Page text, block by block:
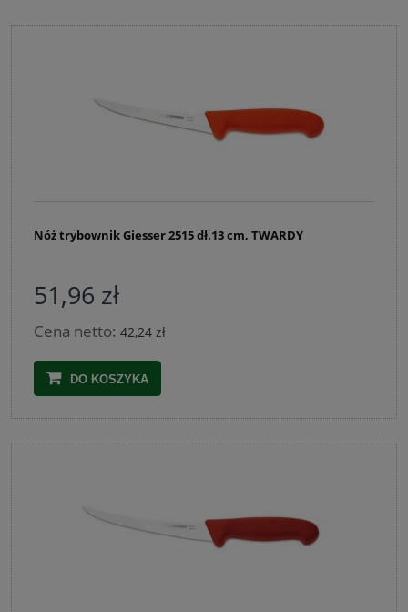
Nóż trybownik Giesser 2515 dł.13 cm, TWARDY
51,96 zł
Cena netto: 42,24 zł
DO KOSZYKA